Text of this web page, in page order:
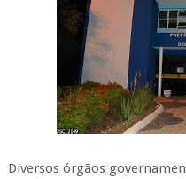
Diversos órgãos